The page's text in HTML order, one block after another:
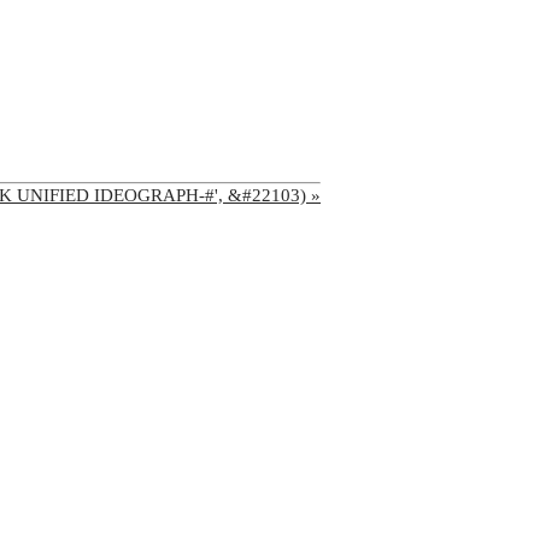
UNIFIED IDEOGRAPH-#', &#22103) »